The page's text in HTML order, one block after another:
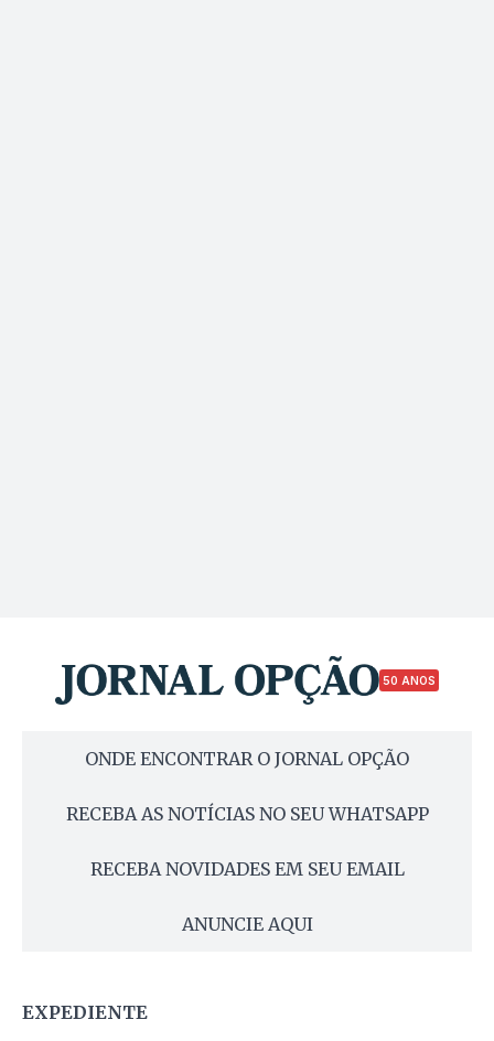
50 ANOS
ONDE ENCONTRAR O JORNAL OPÇÃO
RECEBA AS NOTÍCIAS NO SEU WHATSAPP
RECEBA NOVIDADES EM SEU EMAIL
ANUNCIE AQUI
EXPEDIENTE